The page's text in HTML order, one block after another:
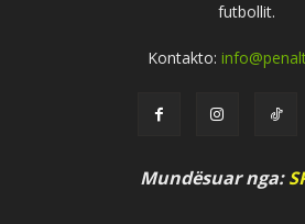
futbollit.
Kontakto:
Mundësuar nga: